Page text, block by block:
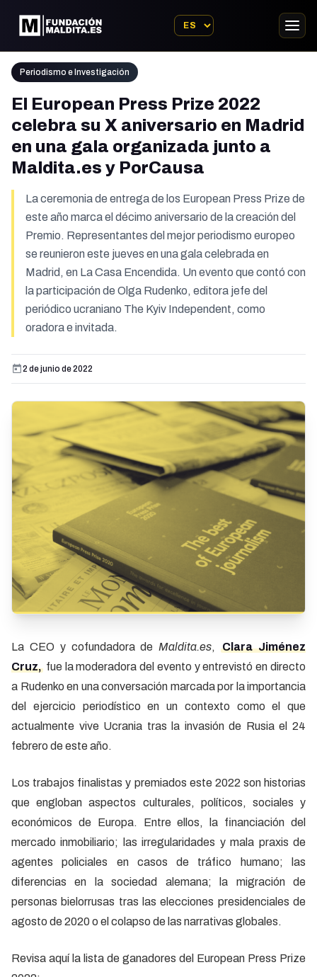
Periodismo e Investigación
El European Press Prize 2022
celebra su X aniversario en Madrid
en una gala organizada junto a
Maldita.es y PorCausa
La ceremonia de entrega de los European Press Prize de
este año marca el décimo aniversario de la creación del
Premio. Representantes del mejor periodismo europeo
se reunieron este jueves en una gala celebrada en
Madrid, en La Casa Encendida. Un evento que contó con
la participación de Olga Rudenko, editora jefe del
periódico ucraniano The Kyiv Independent, como
oradora e invitada.
2 de junio de 2022
La CEO y cofundadora de Maldita.es,Clara Jiménez
Cruz, fue la moderadora del evento y entrevistó en directo
a Rudenko en una conversación marcada por la importancia
del ejercicio periodístico en un contexto como el que
actualmente vive Ucrania tras la invasión de Rusia el 24
febrero de este año.
Los trabajos finalistas y premiados este 2022 son historias
que engloban aspectos culturales, políticos, sociales y
económicos de Europa. Entre ellos, la financiación del
mercado inmobiliario; las irregularidades y mala praxis de
agentes policiales en casos de tráfico humano; las
diferencias en la sociedad alemana; la migración de
personas bielorrusas tras las elecciones presidenciales de
agosto de 2020 o el colapso de las narrativas globales.
Revisa aquí la lista de ganadores del European Press Prize